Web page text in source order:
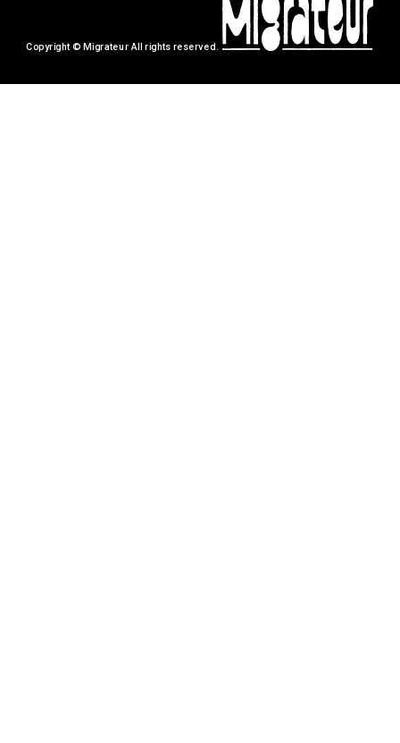
Copyright © Migrateur All rights reserved.